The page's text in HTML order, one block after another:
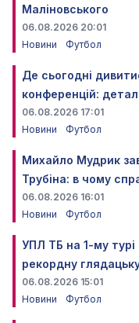
Маліновського
06.08.2026 20:01
Новини
Футбол
Де сьогодні
конференцій:
06.08.2026 17:01
Новини
Футбол
Михайло Мудрик
Трубіна: в чому
06.08.2026 16:01
Новини
Футбол
УПЛ ТБ на 1-му турі
рекордну
06.08.2026 15:01
Новини
Футбол